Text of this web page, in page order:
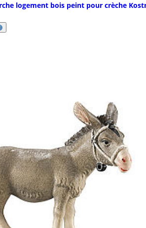
logement bois peint pour crèche